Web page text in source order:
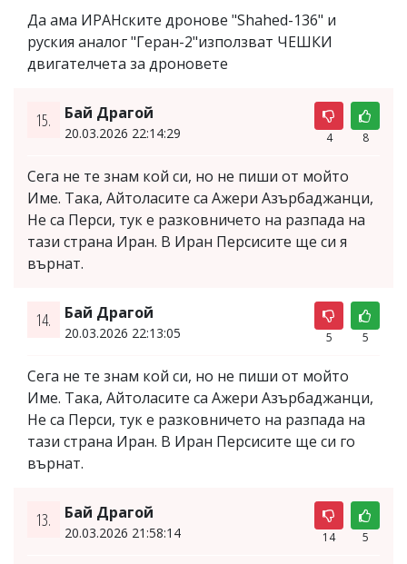
Да ама ИРАНските дронове "Shahed-136" и
руския аналог "Геран-2"използват ЧЕШКИ
двигателчета за дроновете
15. Бай Драгой
20.03.2026 22:14:29 4 8
Сега не те знам кой си, но не пиши от мойто
Име. Така, Айтоласите са Ажери Азърбаджанци,
Не са Перси, тук е разковничето на разпада на
тази страна Иран. В Иран Персисите ще си я
върнат.
14. Бай Драгой
20.03.2026 22:13:05 5 5
Сега не те знам кой си, но не пиши от мойто
Име. Така, Айтоласите са Ажери Азърбаджанци,
Не са Перси, тук е разковничето на разпада на
тази страна Иран. В Иран Персисите ще си го
върнат.
13. Бай Драгой
20.03.2026 21:58:14 14 5